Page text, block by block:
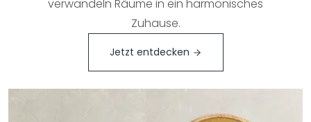
verwandeln Räume in ein harmonisches
Zuhause.
Jetzt entdecken